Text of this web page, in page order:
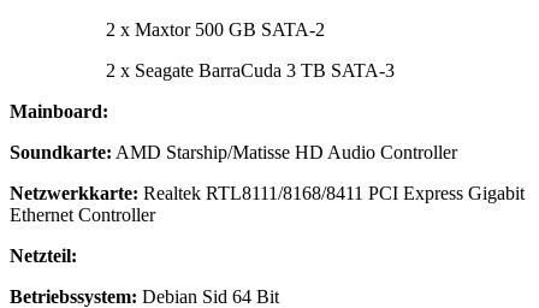
2 x Maxtor 500 GB SATA-2
2 x Seagate BarraCuda 3 TB SATA-3
Mainboard:
Soundkarte: AMD Starship/Matisse HD Audio Controller
Netzwerkkarte: Realtek RTL8111/8168/8411 PCI Express Gigabit
Ethernet Controller
Netzteil:
Betriebssystem: Debian Sid 64 Bit